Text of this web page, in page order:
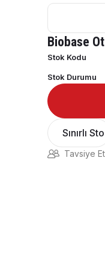
Biobase
Stok Kodu
Stok Durumu
Sınırlı
Tavsiye Et